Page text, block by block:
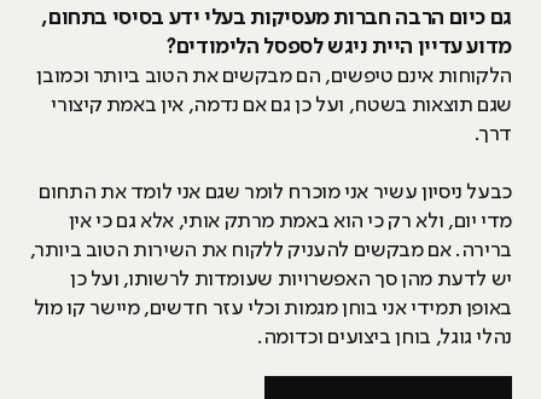
גם כיום הרבה חברות מעסיקות בעלי ידע בסיסי בתחום,
מדוע עדיין היית ניגש לספסל הלימודים?
הלקוחות אינם טיפשים, הם מבקשים את הטוב ביותר וכמובן
שגם תוצאות בשטח, ועל כן גם אם נדמה, אין באמת קיצורי
דרך.
כבעל ניסיון עשיר אני מוכרח לומר שגם אני לומד את התחום
מדי יום, ולא רק כי הוא באמת מרתק אותי, אלא גם כי אין
ברירה. אם מבקשים להעניק ללקוח את השירות הטוב ביותר,
יש לדעת מהן סך האפשרויות שעומדות לרשותו, ועל כן
באופן תמידי אני בוחן מגמות וכלי עזר חדשים, מיישר קו מול
נהלי גוגל, בוחן ביצועים וכדומה.